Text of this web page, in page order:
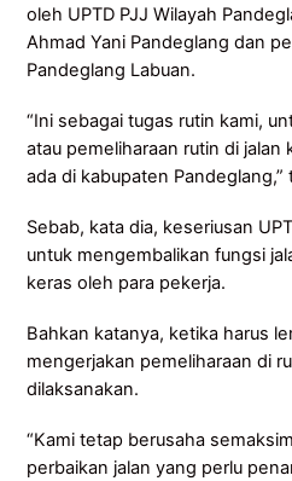
oleh UPTD PJJ Wilayah
Ahmad Yani Pandeglang dan
Pandeglang Labuan.
“Ini sebagai tugas rutin kami,
atau pemeliharaan rutin di
ada di kabupaten Pandeglang,”
Sebab, kata dia, keseriusan
untuk mengembalikan fungsi
keras oleh para pekerja.
Bahkan katanya, ketika harus
mengerjakan pemeliharaan di
dilaksanakan.
“Kami tetap berusaha
perbaikan jalan yang perlu